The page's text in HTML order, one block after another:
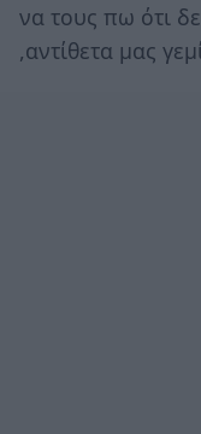
να τους πω ότι
,αντίθετα μας